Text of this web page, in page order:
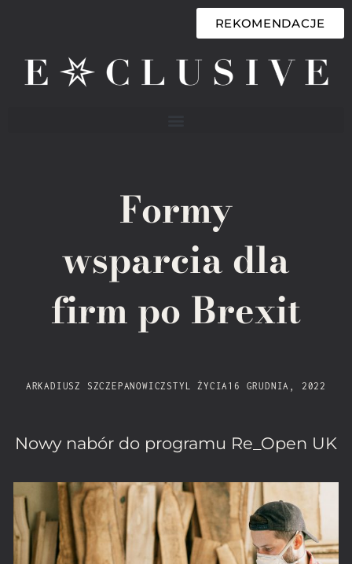
REKOMENDACJE
Formy
wsparcia dla
firm po Brexit
ARKADIUSZ SZCZEPANOWICZ STYL ŻYCIA 16 GRUDNIA, 2022
Nowy nabór do programu Re_Open UK